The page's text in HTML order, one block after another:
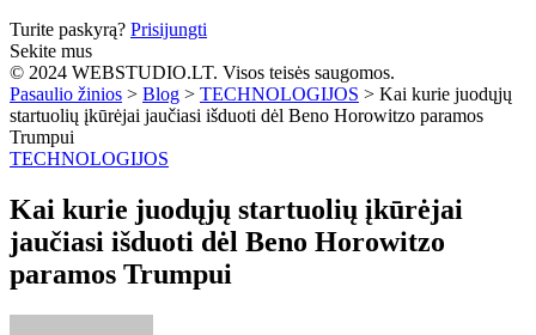
Turite paskyrą? Prisijungti
Sekite mus
© 2024 WEBSTUDIO.LT. Visos teisės saugomos.
Pasaulio žinios > Blog > TECHNOLOGIJOS > Kai kurie juodųjų
startuolių įkūrėjai jaučiasi išduoti dėl Beno Horowitzo paramos
Trumpui
TECHNOLOGIJOS
Kai kurie juodųjų startuolių įkūrėjai
jaučiasi išduoti dėl Beno Horowitzo
paramos Trumpui